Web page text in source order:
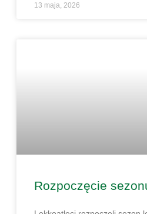
13 maja, 2026
Rozpoczęcie